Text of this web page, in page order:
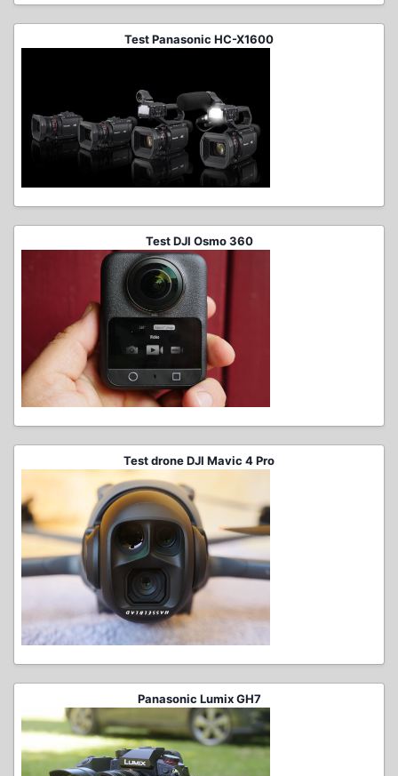
Test Panasonic HC-X1600
Test DJI Osmo 360
Test drone DJI Mavic 4 Pro
Panasonic Lumix GH7